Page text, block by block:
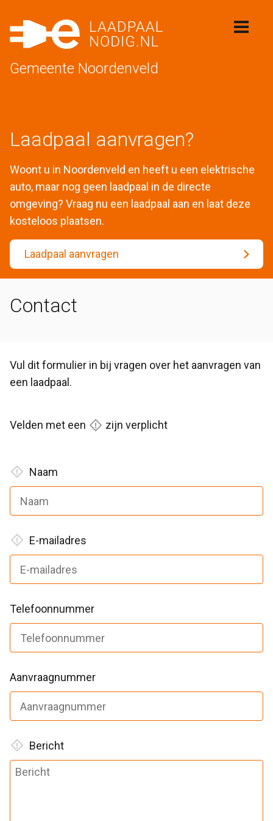
Gemeente Noordenveld
Laadpaal aanvragen?
Woont u in Noordenveld en heeft u een elektrische
auto, maar nog geen laadpaal in de directe
omgeving? Vraag nu een laadpaal aan en laat deze
kosteloos plaatsen.
Laadpaal aanvragen
Contact
Vul dit formulier in bij vragen over het aanvragen van
een laadpaal.
Velden met een zijn verplicht
Naam
E-mailadres
Telefoonnummer
Aanvraagnummer
Bericht